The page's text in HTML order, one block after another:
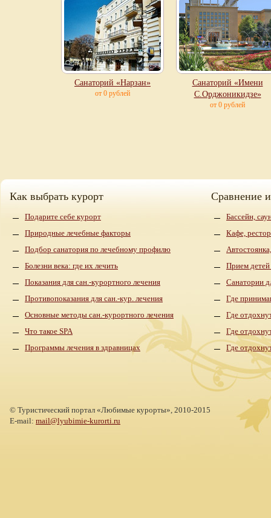
Санаторий «Нарзан»
от 0 рублей
Санаторий «Имени
С.Орджоникидзе»
от 0 рублей
Как выбрать курорт
Подарите себе курорт
Природные лечебные факторы
Подбор санатория по лечебному профилю
Болезни века: где их лечить
Показания для сан.-курортного лечения
Противопоказания для сан.-кур. лечения
Основные методы сан.-курортного лечения
Что такое SPA
Программы лечения в здравницах
Сравнение
Бассейн,
Кафе,
Прием детей
Санатории
Где
Где
Где
Где
© Туристический портал «Любимые курорты», 2010-2015
E-mail: mail@lyubimie-kurorti.ru